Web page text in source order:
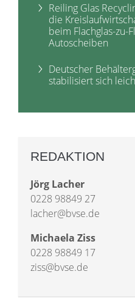
Reiling Glas
die
beim Flachglas-zu-
Autoscheiben
Deutscher
stabilisiert sich
REDAKTION
Jörg Lacher
0228 98849 27
lacher@bvse.de
Michaela Ziss
0228 98849 17
ziss@bvse.de